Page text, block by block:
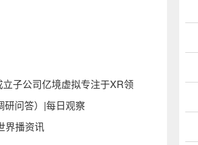
子公司亿境虚拟专注于XR领
研问答）|每日观察
界播资讯